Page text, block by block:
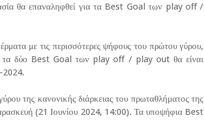
θα επαναληφθεί για τα Best Goal των play off /
με τις περισσότερες ψήφους του πρώτου γύρου,
τα δύο Best Goal των play off / play out θα είναι
2024.
της κανονικής διάρκειας του πρωταθλήματος της
(21 Ιουνίου 2024, 14:00). Τα υποψήφια Best